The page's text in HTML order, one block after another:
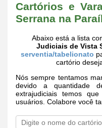
Cartórios e
Serrana na
Abaixo está a lista
Judiciais de Vista
serventia/tabelionato
cartório
Nós sempre tentamos
devido a quantidade
extrajudiciais temos
usuários. Colabore você